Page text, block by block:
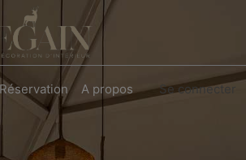
Réservation A propos Se connecter